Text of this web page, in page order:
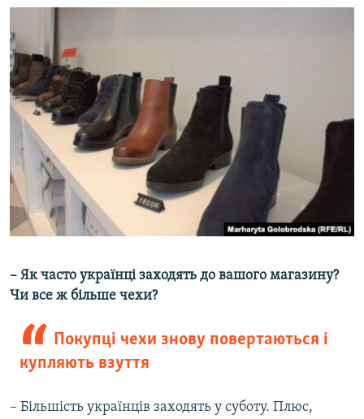
– Як часто українці заходять до вашого магазину?
Чи все ж більше чехи?
Покупці чехи знову повертаються і
купляють взуття
– Більшість українців заходять у суботу. Плюс,